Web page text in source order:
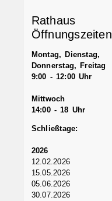
Rathaus
Öffnungszeiten
Montag, Dienstag,
Donnerstag, Freitag
9:00 - 12:00 Uhr
Mittwoch
14:00 - 18 Uhr
Schließtage:
2026
12.02.2026
15.05.2026
05.06.2026
30.07.2026